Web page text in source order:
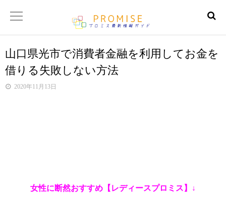
返済金額シュミレーター
【サイトマップ】
山口県光市で消費者金融を利用してお金を
借りる失敗しない方法
2020年11月13日
女性に断然おすすめ【レディースプロミス】↓